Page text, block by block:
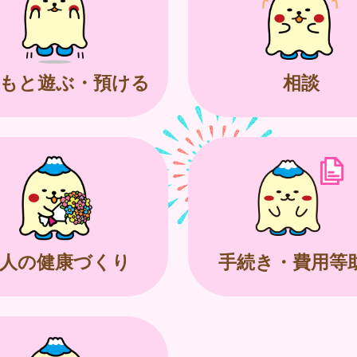
と遊ぶ・預ける 相談
の健康づくり 手続き・費用等